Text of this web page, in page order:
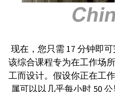
现在，您只需 17 分钟即
该综合课程专为在工作场
工而设计。假设你正在工
属可以以几乎每小时 50